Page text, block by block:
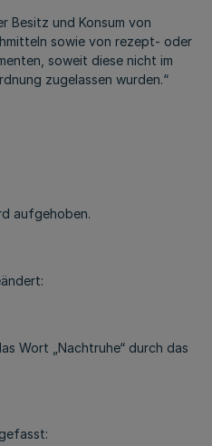
Besitz und Konsum von
sowie von rezept- oder
soweit diese nicht im
zugelassen wurden.“
aufgehoben.
Wort „Nachtruhe“ durch das